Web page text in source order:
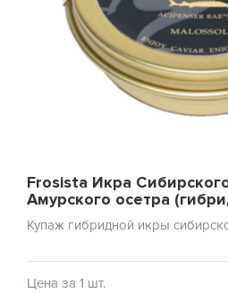
Frosista Икра
Амурского осетра
Купаж гибридной икры
Цена за 1 шт.